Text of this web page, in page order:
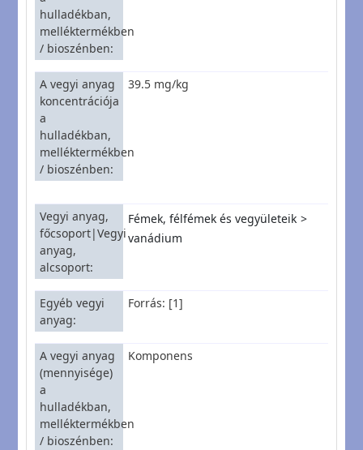
hulladékban,
melléktermékben
/ bioszénben
A vegyi anyag
koncentrációja
a
hulladékban,
melléktermékben
/ bioszénben
39.5 mg/kg
Vegyi anyag,
főcsoport|Vegyi
anyag,
alcsoport
Fémek, félfémek és vegyületeik
vanádium
Egyéb vegyi
anyag
Forrás: [1]
A vegyi anyag
(mennyisége)
a
hulladékban,
melléktermékben
/ bioszénben
Komponens